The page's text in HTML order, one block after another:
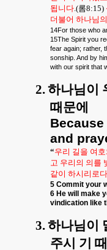
됩니다.(롬8:15)
더불어 하나님
14For those who
15The Spirit you
fear again; rather,
sonship. And by
with our spirit that
2.하나님이
때문에
and
“우리 길을 여
고 우리의 의를
같이 하시리로다
5 Commit your
6 He will make
vindication like
3.하나님이
주시 기